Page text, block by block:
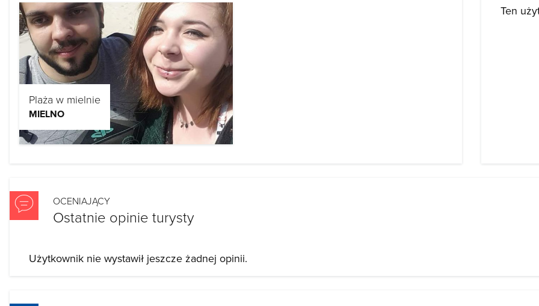
Plaża w mielnie
MIELNO
Ten
OCENIAJĄCY
Ostatnie opinie turysty
Użytkownik nie wystawił jeszcze żadnej opinii.